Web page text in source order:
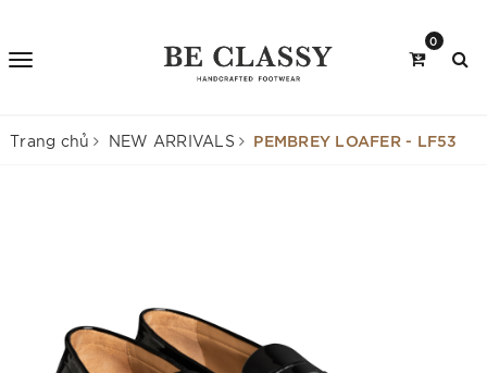
0
Trang chủ NEW ARRIVALS PEMBREY LOAFER - LF53